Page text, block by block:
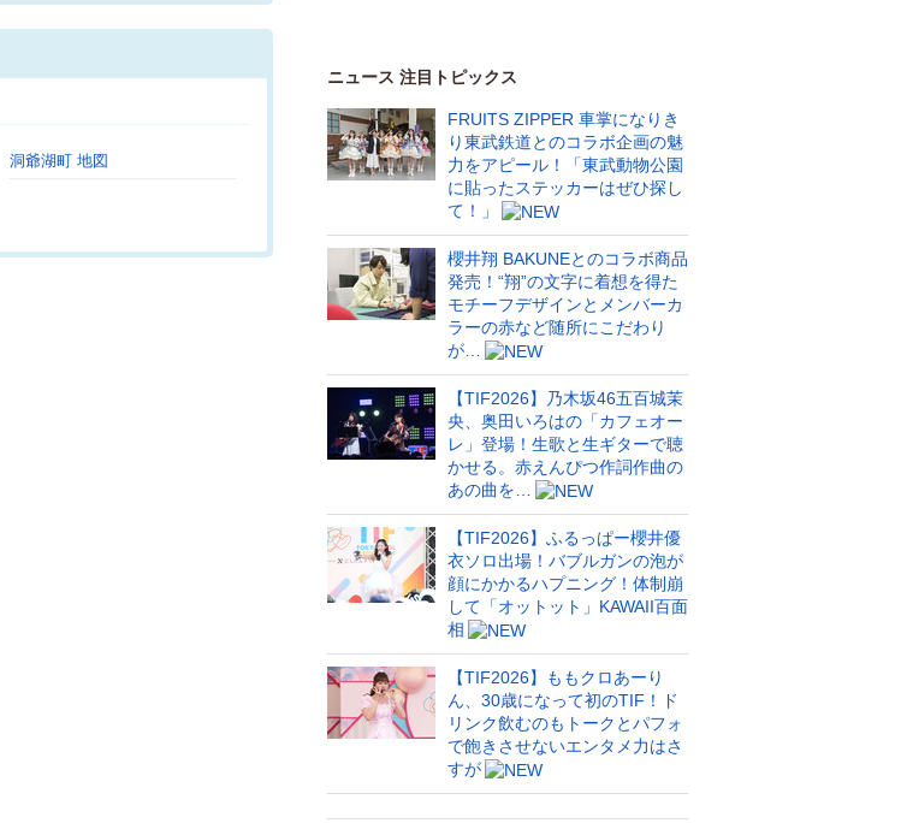
洞爺湖町 地図
ニュース 注目トピックス
FRUITS ZIPPER 車掌になりき
り東武鉄道とのコラボ企画の魅
力をアピール！「東武動物公園
に貼ったステッカーはぜひ探し
て！」
櫻井翔 BAKUNEとのコラボ商品
発売！“翔”の文字に着想を得た
モチーフデザインとメンバーカ
ラーの赤など随所にこだわり
が…
【TIF2026】乃木坂46五百城茉
央、奥田いろはの「カフェオー
レ」登場！生歌と生ギターで聴
かせる。赤えんぴつ作詞作曲の
あの曲を…
【TIF2026】ふるっぱー櫻井優
衣ソロ出場！バブルガンの泡が
顔にかかるハプニング！体制崩
して「オットット」KAWAII百面
相
【TIF2026】ももクロあーり
ん、30歳になって初のTIF！ド
リンク飲むのもトークとパフォ
で飽きさせないエンタメ力はさ
すが